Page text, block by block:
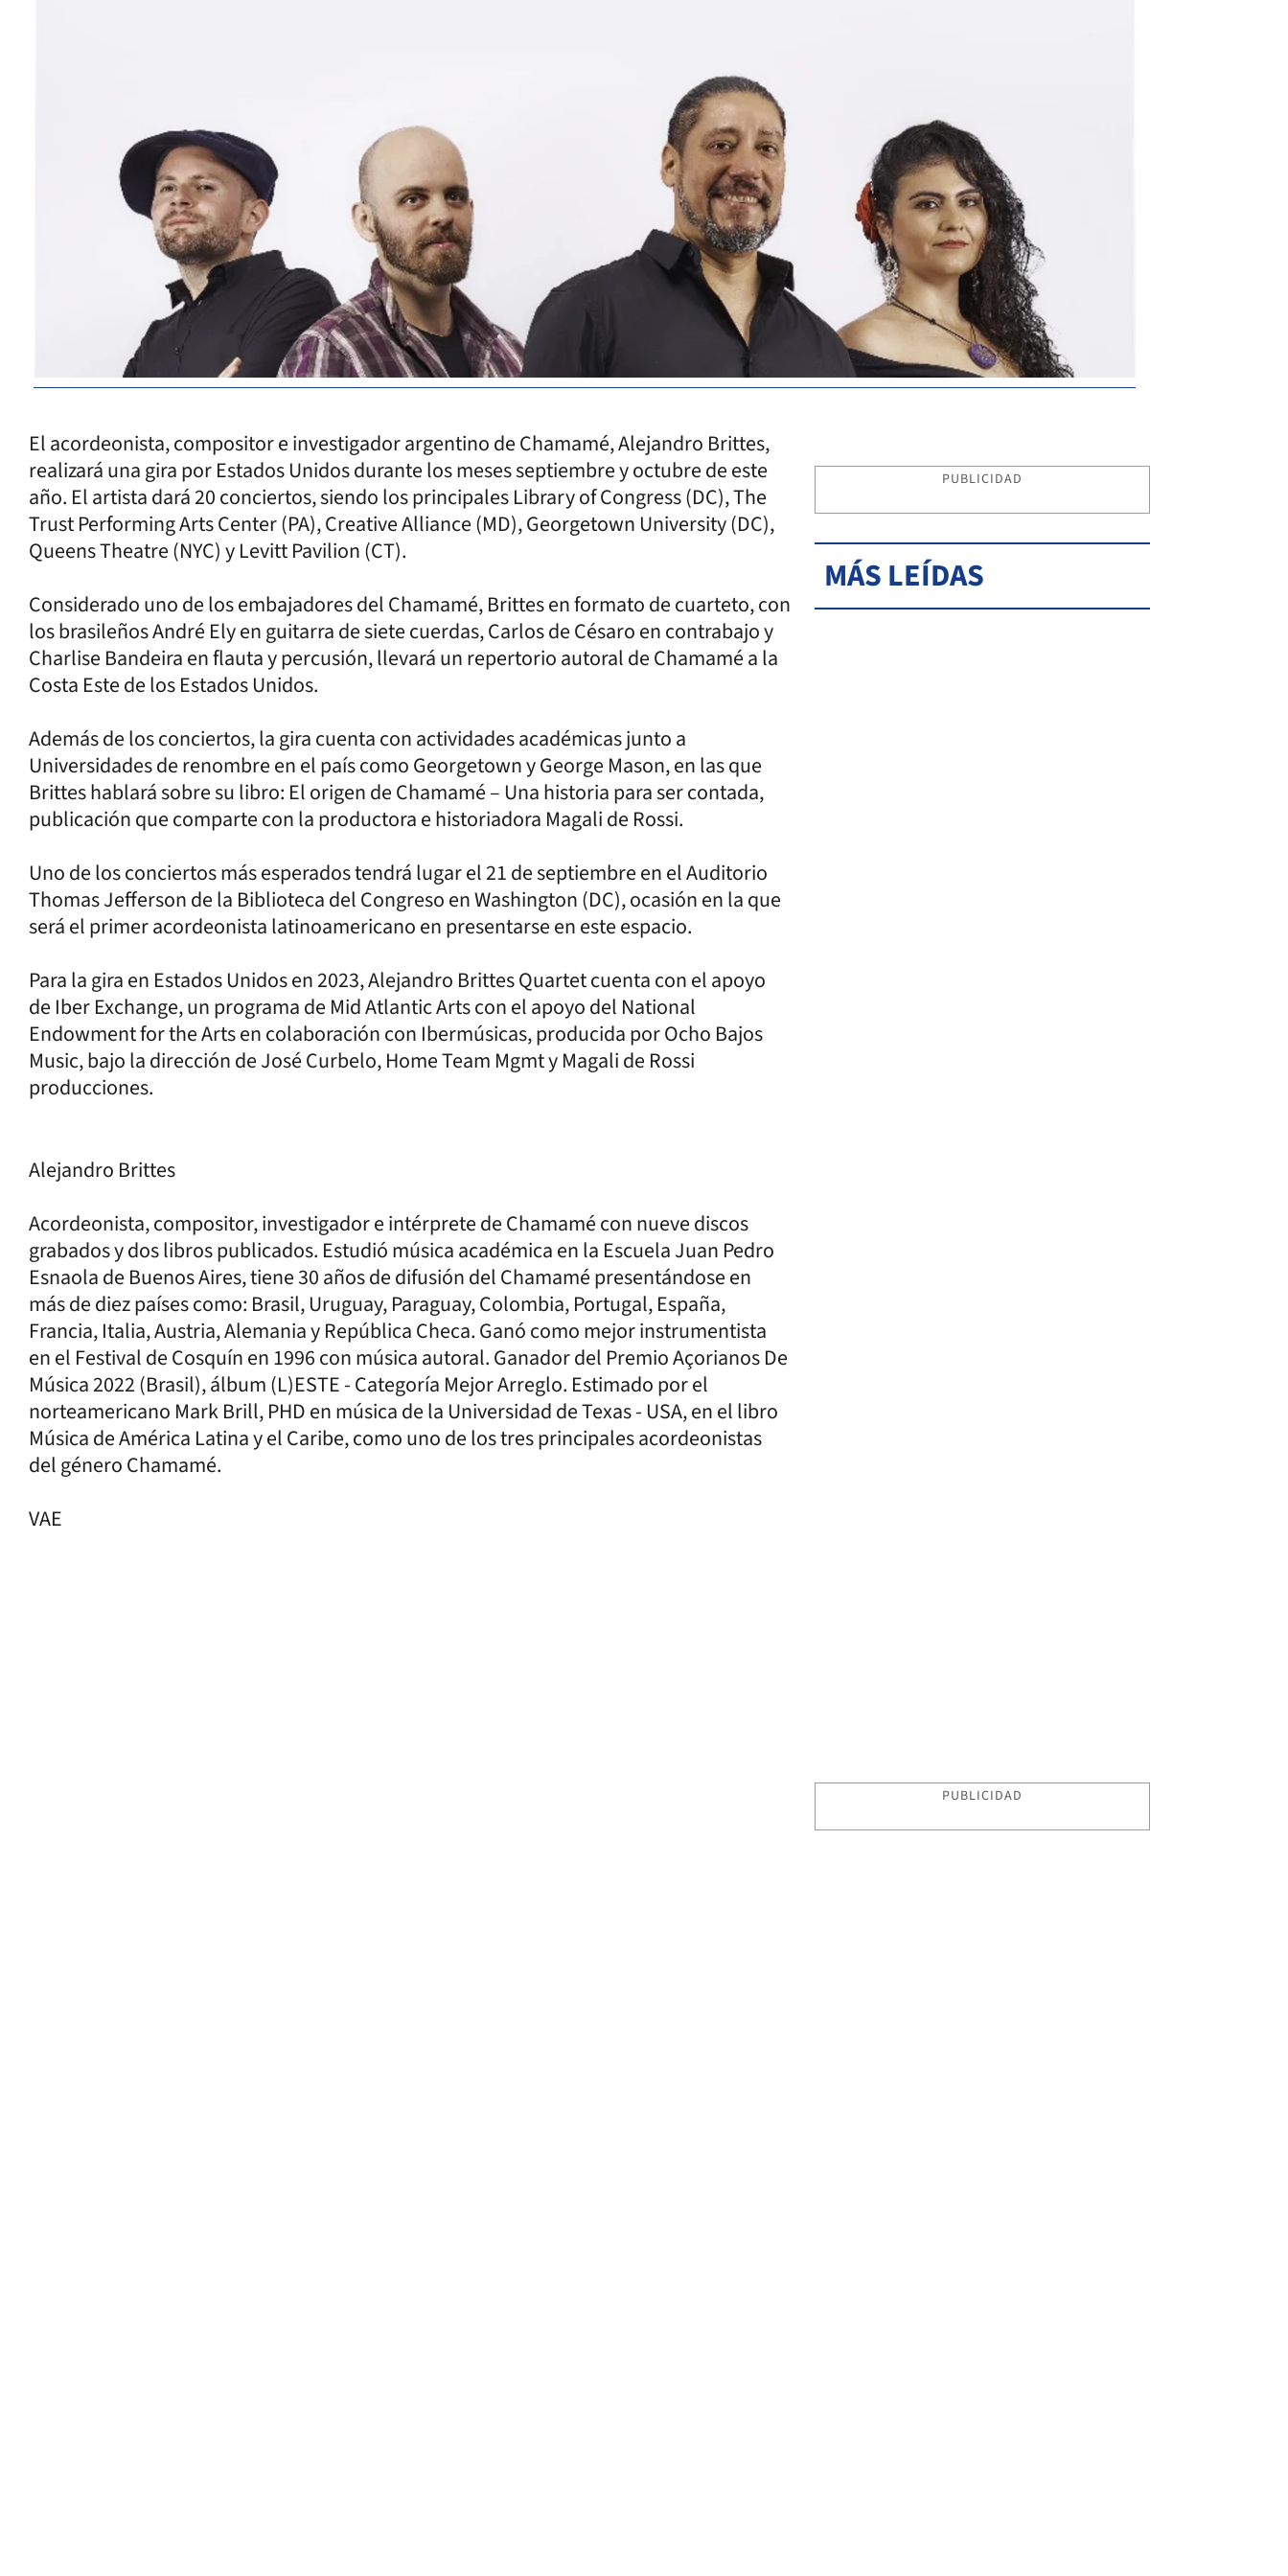
El acordeonista, compositor e investigador argentino de Chamamé, Alejandro Brittes,
realizará una gira por Estados Unidos durante los meses septiembre y octubre de este
año. El artista dará 20 conciertos, siendo los principales Library of Congress (DC), The
Trust Performing Arts Center (PA), Creative Alliance (MD), Georgetown University (DC),
Queens Theatre (NYC) y Levitt Pavilion (CT).
Considerado uno de los embajadores del Chamamé, Brittes en formato de cuarteto, con
los brasileños André Ely en guitarra de siete cuerdas, Carlos de Césaro en contrabajo y
Charlise Bandeira en flauta y percusión, llevará un repertorio autoral de Chamamé a la
Costa Este de los Estados Unidos.
Además de los conciertos, la gira cuenta con actividades académicas junto a
Universidades de renombre en el país como Georgetown y George Mason, en las que
Brittes hablará sobre su libro: El origen de Chamamé – Una historia para ser contada,
publicación que comparte con la productora e historiadora Magali de Rossi.
Uno de los conciertos más esperados tendrá lugar el 21 de septiembre en el Auditorio
Thomas Jefferson de la Biblioteca del Congreso en Washington (DC), ocasión en la que
será el primer acordeonista latinoamericano en presentarse en este espacio.
Para la gira en Estados Unidos en 2023, Alejandro Brittes Quartet cuenta con el apoyo
de Iber Exchange, un programa de Mid Atlantic Arts con el apoyo del National
Endowment for the Arts en colaboración con Ibermúsicas, producida por Ocho Bajos
Music, bajo la dirección de José Curbelo, Home Team Mgmt y Magali de Rossi
producciones.
Alejandro Brittes
Acordeonista, compositor, investigador e intérprete de Chamamé con nueve discos
grabados y dos libros publicados. Estudió música académica en la Escuela Juan Pedro
Esnaola de Buenos Aires, tiene 30 años de difusión del Chamamé presentándose en
más de diez países como: Brasil, Uruguay, Paraguay, Colombia, Portugal, España,
Francia, Italia, Austria, Alemania y República Checa. Ganó como mejor instrumentista
en el Festival de Cosquín en 1996 con música autoral. Ganador del Premio Açorianos De
Música 2022 (Brasil), álbum (L)ESTE - Categoría Mejor Arreglo. Estimado por el
norteamericano Mark Brill, PHD en música de la Universidad de Texas - USA, en el libro
Música de América Latina y el Caribe, como uno de los tres principales acordeonistas
del género Chamamé.
VAE
PUBLICIDAD
MÁS LEÍDAS
PUBLICIDAD